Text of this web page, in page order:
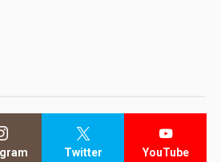
Twitter YouTube